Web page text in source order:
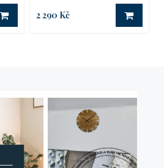
DO KOŠÍKU
2 290 Kč DO